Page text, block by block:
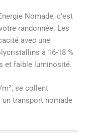
Nomade, c’est
randonnée. Les
avec une
à 16-18 %
et faible luminosité.
se collent
transport nomade